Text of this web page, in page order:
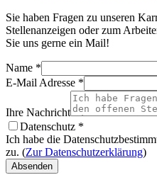
Sie haben Fragen zu unseren
Stellenanzeigen oder zum
Sie uns gerne ein Mail!
Name *
E-Mail Adresse *
Ihre Nachricht
Datenschutz *
Ich habe die
zu. (Zur Datenschutzerklärung)
Absenden